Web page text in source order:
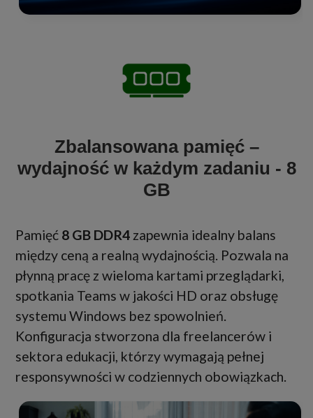
Zbalansowana pamięć –
wydajność w każdym zadaniu - 8
GB
Pamięć 8 GB DDR4 zapewnia idealny balans
między ceną a realną wydajnością. Pozwala na
płynną pracę z wieloma kartami przeglądarki,
spotkania Teams w jakości HD oraz obsługę
systemu Windows bez spowolnień.
Konfiguracja stworzona dla freelancerów i
sektora edukacji, którzy wymagają pełnej
responsywności w codziennych obowiązkach.